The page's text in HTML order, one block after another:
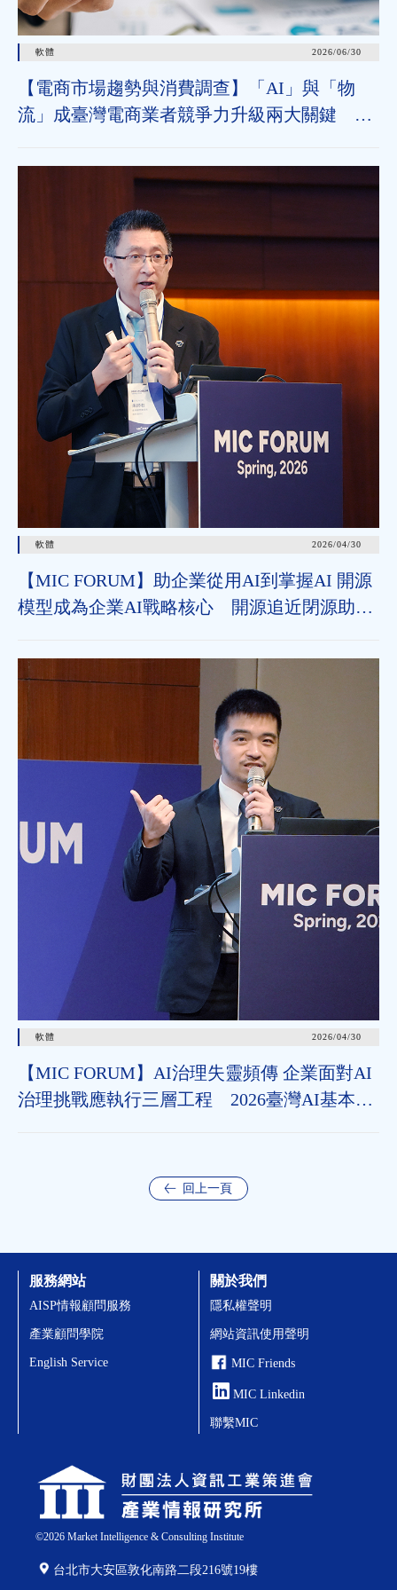
軟體 2026/06/30
【電商市場趨勢與消費調查】「AI」與「物
流」成臺灣電商業者競爭力升級兩大關鍵 近
超取
軟體 2026/04/30
【MIC FORUM】助企業從用AI到掌握AI 開源
模型成為企業AI戰略核心 開源追近閉源助垂
軟體 2026/04/30
【MIC FORUM】AI治理失靈頻傳 企業面對AI
治理挑戰應執行三層工程 2026臺灣AI基本法
回上一頁
©2026Market Intelligence & Consulting Institute
台北市大安區敦化南路二段216號19樓
服務網站
AISP情報顧問服務
產業顧問學院
English Service
關於我們
隱私權聲明
網站資訊使用聲明
MIC Friends
MIC Linkedin
聯繫MIC